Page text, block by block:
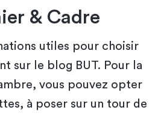
& Cadre
utiles pour choisir
sur le blog BUT. Pour la
vous pouvez opter
à poser sur un tour de